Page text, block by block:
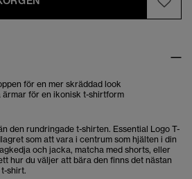
för en mer skräddad look
ärmar för en ikonisk t-shirtform
den rundringade t-shirten. Essential Logo T-
som att vara i centrum som hjälten i din
och jacka, matcha med shorts, eller
hur du väljer att bära den finns det nästan
shirt.